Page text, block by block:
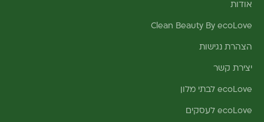
אודות
Clean Beauty By ecoLove
הצהרת נגישות
יצירת קשר
ecoLove לבתי מלון
ecoLove לעסקים